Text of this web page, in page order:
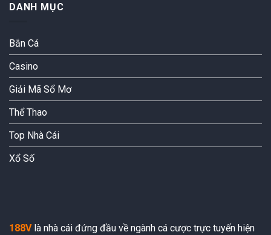
nó
số
cảm
DANH MỤC
Bắn Cá
Casino
Giải Mã Sổ Mơ
Thể Thao
Top Nhà Cái
Xổ Số
188Vlà nhà cái đứng đầu về ngành cá cược trực tuyến hiện